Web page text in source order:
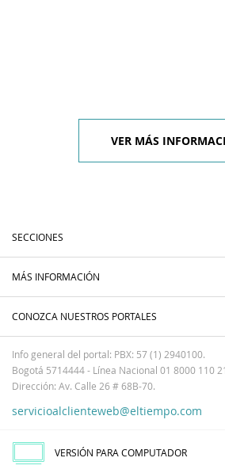
VER MÁS
SECCIONES
MÁS INFORMACIÓN
CONOZCA NUESTROS PORTALES
Info general del portal: PBX: 57 (1) 2940100.
Bogotá 5714444 - Línea Nacional 01 8000 110
Dirección: Av. Calle 26 # 68B-70.
servicioalclienteweb@eltiempo.com
VERSIÓN PARA COMPUTADOR